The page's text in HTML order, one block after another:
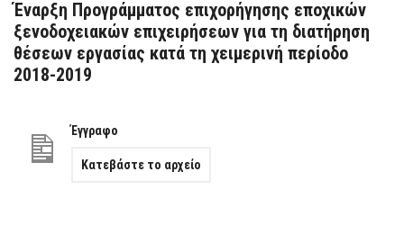
Έναρξη Προγράμματος επιχορήγησης εποχικών
ξενοδοχειακών επιχειρήσεων για τη διατήρηση
θέσεων εργασίας κατά τη χειμερινή περίοδο
2018-2019
Έγγραφο
Κατεβάστε το αρχείο